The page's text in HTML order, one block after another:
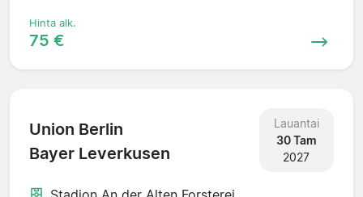
Hinta alk.
75 €
Union Berlin
Bayer Leverkusen
Lauantai
30 Tam
2027